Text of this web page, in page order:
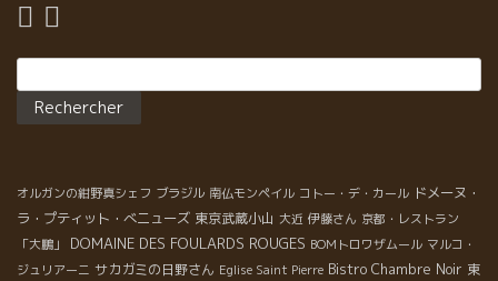
オルガンの紺野真シェフ ブラジル 南仏モンペイル コトー・デ・カール ドメーヌ・
ラ・プティット・べニューズ 東京武蔵小山 大近 伊藤さん 京都・レストラン
「大鵬」
DOMAINE DES FOULARDS ROUGES BOMトロワザムール マルコ・
ジュリアーニ サカガミの日野さん Eglise Saint Pierre Bistro Chambre Noir 東